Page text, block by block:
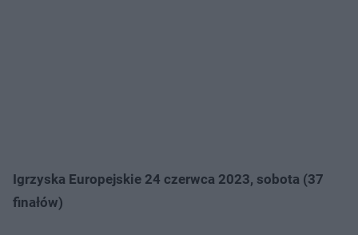
Igrzyska Europejskie 24 czerwca 2023, sobota (37
finałów)